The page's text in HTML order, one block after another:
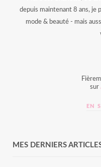
depuis maintenant 8 ans, je
mode & beauté - mais
sur
EN
MES DERNIERS